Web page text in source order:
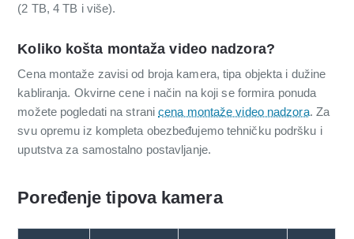
(2 TB, 4 TB i više).
Koliko košta montaža video nadzora?
Cena montaže zavisi od broja kamera, tipa objekta i dužine
kabliranja. Okvirne cene i način na koji se formira ponuda
možete pogledati na stranicena montaže video nadzora. Za
svu opremu iz kompleta obezbeđujemo tehničku podršku i
uputstva za samostalno postavljanje.
Poređenje tipova kamera